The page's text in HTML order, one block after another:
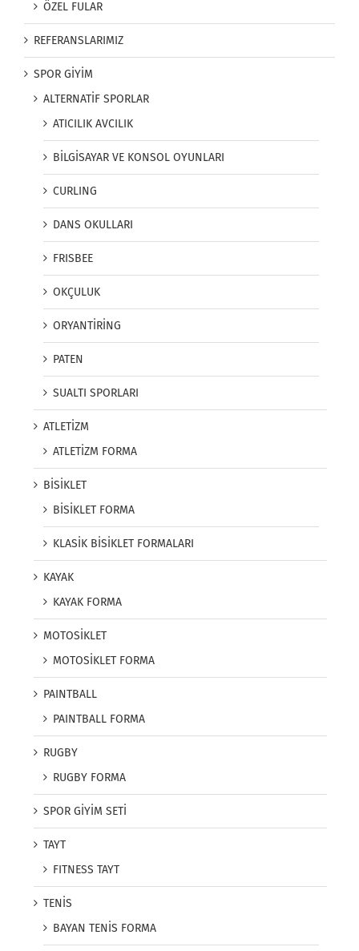
ÖZEL FULAR
REFERANSLARIMIZ
SPOR GİYİM
ALTERNATİF SPORLAR
ATICILIK AVCILIK
BİLGİSAYAR VE KONSOL OYUNLARI
CURLING
DANS OKULLARI
FRISBEE
OKÇULUK
ORYANTİRİNG
PATEN
SUALTI SPORLARI
ATLETİZM
ATLETİZM FORMA
BİSİKLET
BİSİKLET FORMA
KLASİK BİSİKLET FORMALARI
KAYAK
KAYAK FORMA
MOTOSİKLET
MOTOSİKLET FORMA
PAINTBALL
PAINTBALL FORMA
RUGBY
RUGBY FORMA
SPOR GİYİM SETİ
TAYT
FITNESS TAYT
TENİS
BAYAN TENİS FORMA